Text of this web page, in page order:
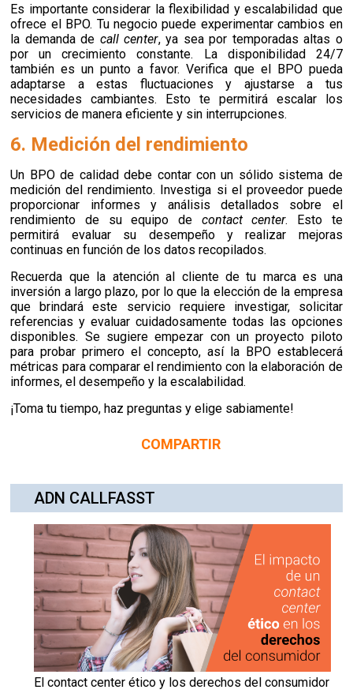
Es importante considerar la flexibilidad y escalabilidad que
ofrece el BPO. Tu negocio puede experimentar cambios en
la demanda de call center, ya sea por temporadas altas o
por un crecimiento constante. La disponibilidad 24/7
también es un punto a favor. Verifica que el BPO pueda
adaptarse a estas fluctuaciones y ajustarse a tus
necesidades cambiantes. Esto te permitirá escalar los
servicios de manera eficiente y sin interrupciones.
6. Medición del rendimiento
Un BPO de calidad debe contar con un sólido sistema de
medición del rendimiento. Investiga si el proveedor puede
proporcionar informes y análisis detallados sobre el
rendimiento de su equipo de contact center. Esto te
permitirá evaluar su desempeño y realizar mejoras
continuas en función de los datos recopilados.
Recuerda que la atención al cliente de tu marca es una
inversión a largo plazo, por lo que la elección de la empresa
que brindará este servicio requiere investigar, solicitar
referencias y evaluar cuidadosamente todas las opciones
disponibles. Se sugiere empezar con un proyecto piloto
para probar primero el concepto, así la BPO establecerá
métricas para comparar el rendimiento con la elaboración de
informes, el desempeño y la escalabilidad.
¡Toma tu tiempo, haz preguntas y elige sabiamente!
COMPARTIR
ADN CALLFASST
El contact center ético y los derechos del consumidor